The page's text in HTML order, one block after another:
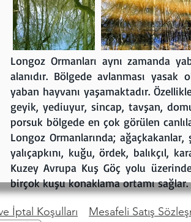
Longoz Ormanları aynı zamanda
alanıdır. Bölgede avlanması
yaban hayvanı yaşamaktadır.
geyik, yediuyur, sincap, tavşan,
porsuk bölgede en çok görülen
Longoz Ormanlarında;
yalıçapkını, kuğu, ördek, balıkçıl,
Kuzey Avrupa Kuş Göç yolu
birçok kuşu konaklama ortamı sağlar.
İptal Koşulları Mesafeli Satış